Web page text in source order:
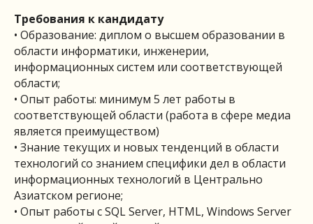
Требования к кандидату
• Образование: диплом о высшем образовании в
области информатики, инженерии,
информационных систем или соответствующей
области;
• Опыт работы: минимум 5 лет работы в
соответствующей области (работа в сфере медиа
является преимуществом)
• Знание текущих и новых тенденций в области
технологий со знанием специфики дел в области
информационных технологий в Центрально
Азиатском регионе;
• Опыт работы с SQL Server, HTML, Windows Server